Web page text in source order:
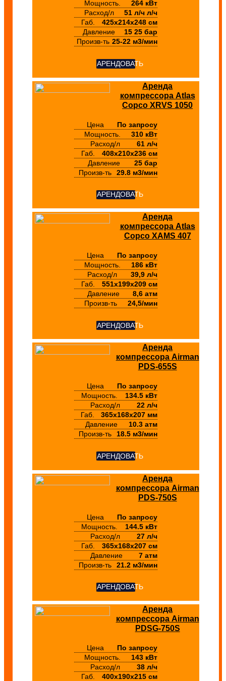
Мощность.
264 кВт
Расход/л
51 л/ч л/ч
Габ.
425х214х248 см
Давление
15 25 бар
Произв-ть 25-22 м3/мин
АРЕНДОВАТЬ
Аренда
компрессора Atlas
Copco XRVS 1050
Цена
По запросу
Мощность.
310 кВт
Расход/л
61 л/ч
Габ.
408х210х236 см
Давление
25 бар
Произв-ть
29.8 м3/мин
АРЕНДОВАТЬ
Аренда
компрессора Atlas
Copco XAMS 407
Цена
По запросу
Мощность.
186 кВт
Расход/л
39,9 л/ч
Габ.
551х199х209 см
Давление
8,6 атм
Произв-ть
24,5/мин
АРЕНДОВАТЬ
Аренда
компрессора Airman
PDS-655S
Цена
По запросу
Мощность.
134.5 кВт
Расход/л
22 л/ч
Габ.
365х168х207 мм
Давление
10.3 атм
Произв-ть
18.5 м3/мин
АРЕНДОВАТЬ
Аренда
компрессора Airman
PDS-750S
Цена
По запросу
Мощность.
144.5 кВт
Расход/л
27 л/ч
Габ.
365х168х207 см
Давление
7 атм
Произв-ть
21.2 м3/мин
АРЕНДОВАТЬ
Аренда
компрессора Airman
PDSG-750S
Цена
По запросу
Мощность.
143 кВт
Расход/л
38 л/ч
Габ.
400х190х215 см